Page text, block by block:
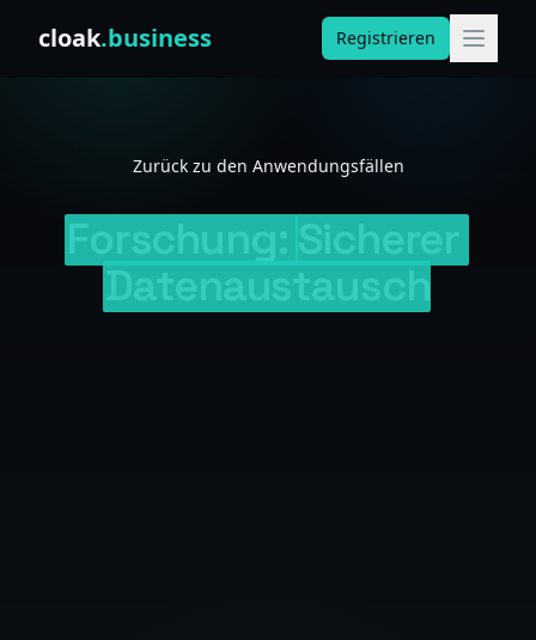
cloak.business Registrieren
Zurück zu den Anwendungsfällen